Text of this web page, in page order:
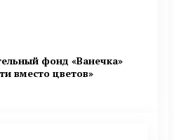
фонд «Ванечка»
вместо цветов»